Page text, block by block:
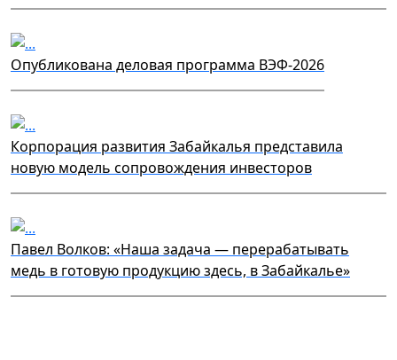
Опубликована деловая программа ВЭФ-2026
Корпорация развития Забайкалья представила
новую модель сопровождения инвесторов
Павел Волков: «Наша задача — перерабатывать
медь в готовую продукцию здесь, в Забайкалье»